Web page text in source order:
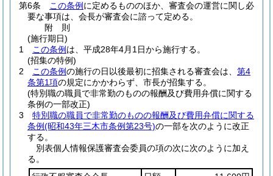
第6条
この条例 に定めるもののほか、審査会の運営に関し必
要な事項は、会長が審査会に諮って定める。
附 則
(施行期日)
1
この条例 は、平成28年4月1日から施行する。
(招集の特例)
2
この条例の施行の日以後最初に招集される審査会は、 第4
条第1項の規定にかかわらず、市長が招集する。
(特別職の職員で非常勤のものの報酬及び費用弁償に関する
条例の一部改正)
3
特別職の職員で非常勤のものの報酬及び費用弁償に関する
条例(昭和43年三木市条例第23号)の一部を次のように改正
する。
別表個人情報保護審査会委員の項の次に次のように加え
る。